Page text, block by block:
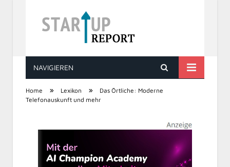
STARTUP REPORT
NAVIGIEREN
Home » Lexikon »
Das Örtliche: Moderne
Telefonauskunft und mehr